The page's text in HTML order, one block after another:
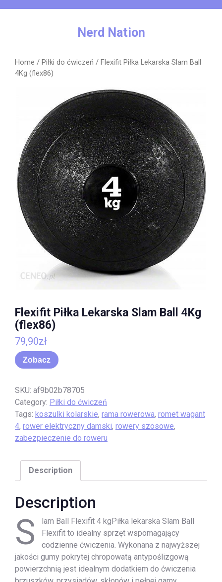
Nerd Nation
Home / Piłki do ćwiczeń / Flexifit Piłka Lekarska Slam Ball
4Kg (flex86)
Flexifit Piłka Lekarska Slam Ball 4Kg
(flex86)
79,90zł
Zobacz
SKU: af9b02b78705
Category: Piłki do ćwiczeń
Tags: koszulki kolarskie, rama rowerowa, romet wagant
4, rower elektryczny damski, rowery szosowe,
zabezpieczenie do roweru
Description
Description
S
lam Ball Flexifit 4 kgPiłka lekarska Slam Ball
Flexifit to idealny sprzęt wspomagający
codzienne ćwiczenia. Wykonana z najwyższej
jakości gumy pokrytej chropowatą antypoślizgową
powierzchnią jest idealnym dodatkiem do ćwiczenia